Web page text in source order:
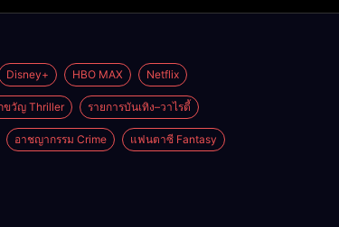
Disney+ HBO MAX Netflix
ขวัญ Thriller รายการบันเทิง–วาไรตี้
อาชญากรรม Crime แฟนตาซี Fantasy